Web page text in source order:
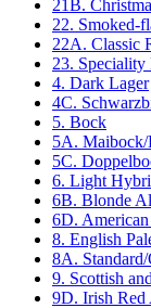
21B.
22. Smoked-
22A. Classic
23. Speciality
4. Dark Lager
4C.
5. Bock
5A.
5C.
6. Light
6B. Blonde
6D.
8. English
8A.
9. Scottish
9D. Irish Red